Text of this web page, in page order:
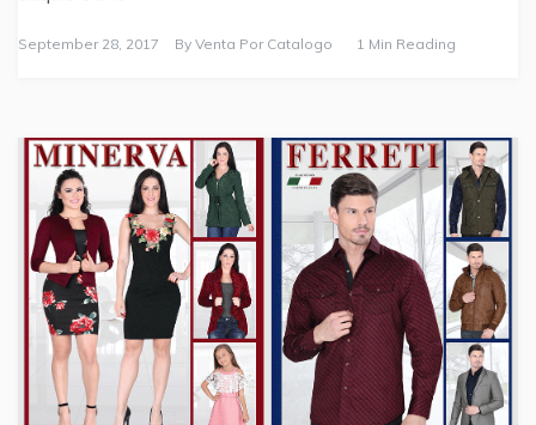
September 28, 2017 By Venta Por Catalogo 1 Min Reading